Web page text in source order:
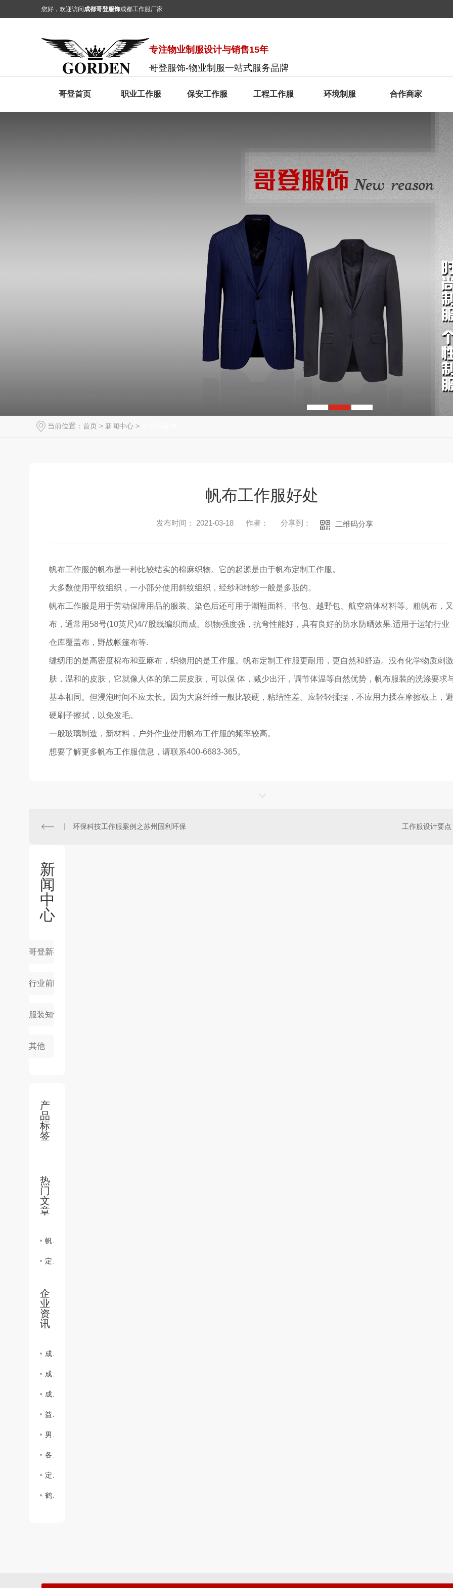
您好，欢迎访问成都哥登服饰成都工作服厂家
专注物业制服设计与销售15年
哥登服饰-物业制服一站式服务品牌
哥登首页 职业工作服 保安工作服 工程工作服 环境制服 合作商家
1 2 3
当前位置： 首页 > 新闻中心 >
帆布工作服好处
发布时间： 2021-03-18 作者： 分享到： 二维码分享
帆布工作服的帆布是一种比较结实的棉麻织物。它的起源是由于帆布定制工作服。
大多数使用平纹组织，一小部分使用斜纹组织，经纱和纬纱一般是多股的。
帆布工作服是用于劳动保障用品的服装。染色后还可用于潮鞋面料、书包、越野包、航空箱体材料等。粗帆布，
布，通常用58号(10英尺)4/7股线编织而成。织物强度强，抗弯性能好，具有良好的防水防晒效果.适用于运输行业
仓库覆盖布，野战帐篷布等.
缝纫用的是高密度棉布和亚麻布，织物用的是工作服。帆布定制工作服更耐用，更自然和舒适。没有化学物质刺
肤，温和的皮肤，它就像人体的第二层皮肤，可以保 体，减少出汗，调节体温等自然优势，帆布服装的洗涤要求
基本相同。但浸泡时间不应太长。因为大麻纤维一般比较硬，粘结性差。应轻轻揉捏，不应用力揉在摩擦板上，
硬刷子擦拭，以免发毛。
一般玻璃制造，新材料，户外作业使用帆布工作服的频率较高。
想要了解更多帆布工作服信息，请联系400-6683-365。
环保科技工作服案例之苏州固利环保 工作服设计要点
新
闻
中
心
哥登新事件
行业前瞻
服装知识
其他
产
品
标
签
热
门
文
章
帆布工作服好处
定做帆布工作服面料特性详细介绍
企
业
资
讯
成都职业装：彰显企业形象
成都职业装：体现专业素质
成都职业装：展现绅士风范
益阳工作服定制的四个层次
男式职业套装定制的五个匹工作服裙底配点
各种工作服订制时我应该注意什么？
定制工作服的裁剪工艺网购工作服要求
鹤山工作服西装的定制风格